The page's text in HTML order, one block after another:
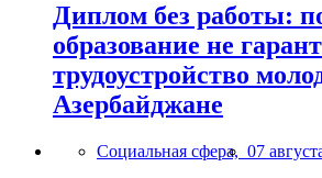
Диплом без работы:
образование не
трудоустройство
Азербайджане
Социальная сфера, 07